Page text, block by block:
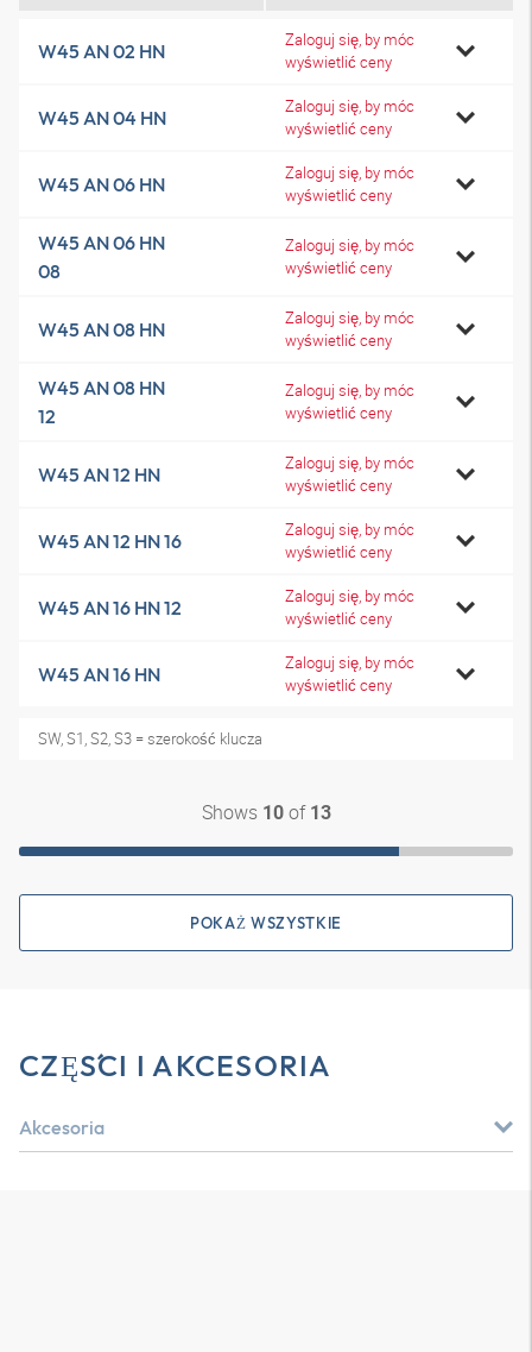
W45 AN 02 HN
Zaloguj się, by móc
wyświetlić ceny
W45 AN 04 HN
Zaloguj się, by móc
wyświetlić ceny
W45 AN 06 HN
Zaloguj się, by móc
wyświetlić ceny
W45 AN 06 HN
08
Zaloguj się, by móc
wyświetlić ceny
W45 AN 08 HN
Zaloguj się, by móc
wyświetlić ceny
W45 AN 08 HN
12
Zaloguj się, by móc
wyświetlić ceny
W45 AN 12 HN
Zaloguj się, by móc
wyświetlić ceny
W45 AN 12 HN 16
Zaloguj się, by móc
wyświetlić ceny
W45 AN 16 HN 12
Zaloguj się, by móc
wyświetlić ceny
W45 AN 16 HN
Zaloguj się, by móc
wyświetlić ceny
SW, S1, S2, S3 = szerokość klucza
Shows 10of 13
POKAŻ WSZYSTKIE
CZĘŚCI I AKCESORIA
Akcesoria